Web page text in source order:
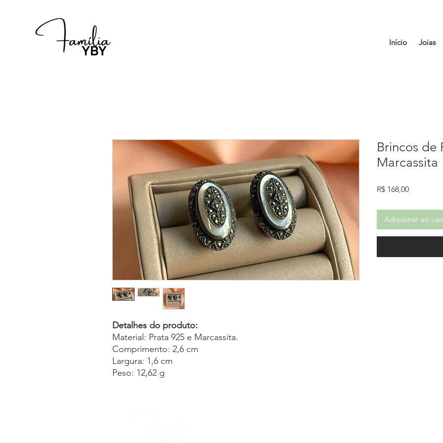
Início Joias
Detalhes do produto:
Material: Prata 925 e Marcassita.
Comprimento: 2,6 cm
Largura: 1,6 cm
Peso: 12,62 g
Brincos de
Marcassita
R$ 168,00Preço
Adicionar ao